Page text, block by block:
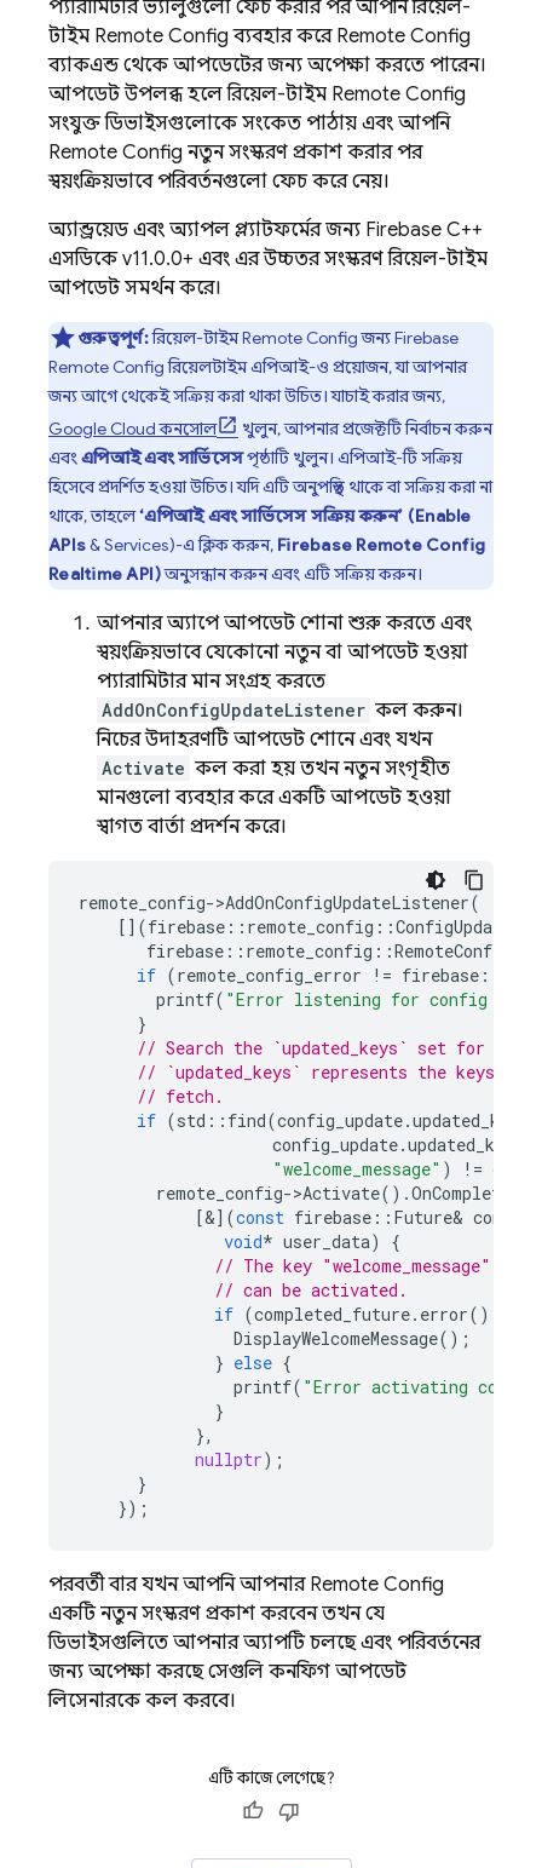
প্যারামিটার ভ্যালুগুলো ফেচ করার পর, আপনি রিয়েল-
টাইম Remote Config ব্যবহার করে Remote Config
ব্যাকএন্ড থেকে আপডেটের জন্য অপেক্ষা করতে পারেন।
আপডেট উপলব্ধ হলে রিয়েল-টাইম Remote Config
সংযুক্ত ডিভাইসগুলোকে সংকেত পাঠায় এবং আপনি
Remote Config নতুন সংস্করণ প্রকাশ করার পর
স্বয়ংক্রিয়ভাবে পরিবর্তনগুলো ফেচ করে নেয়।
অ্যান্ড্রয়েড এবং অ্যাপল প্ল্যাটফর্মের জন্য Firebase C++
এসডিকে v11.0.0+ এবং এর উচ্চতর সংস্করণ রিয়েল-টাইম
আপডেট সমর্থন করে।
গুরুত্বপূর্ণ:রিয়েল-টাইমRemote Configজন্যFirebase
Remote Configরিয়েলটাইম এপিআই-ও প্রয়োজন, যা আপনার
জন্য আগে থেকেই সক্রিয় করা থাকা উচিত। যাচাই করার জন্য,
Google Cloudকনসোল
খুলুন, আপনার প্রজেক্টটি নির্বাচন করুন
এবংএপিআই এবং সার্ভিসেসপৃষ্ঠাটি খুলুন। এপিআই-টি সক্রিয়
হিসেবে প্রদর্শিত হওয়া উচিত। যদি এটি অনুপস্থিত থাকে বা সক্রিয় করা না
থাকে, তাহলে‘এপিআই এবং সার্ভিসেস সক্রিয় করুন’ (Enable
APIs& Services)-এ ক্লিক করুন, Firebase Remote Config
Realtime API)অনুসন্ধান করুন এবং এটি সক্রিয় করুন।
আপনার অ্যাপে, আপডেট শোনা শুরু করতে এবং
স্বয়ংক্রিয়ভাবে যেকোনো নতুন বা আপডেট হওয়া
প্যারামিটার মান সংগ্রহ করতে
AddOnConfigUpdateListener কল করুন।
নিচের উদাহরণটি আপডেট শোনে এবং, যখন
Activate কল করা হয়, তখন নতুন সংগৃহীত
মানগুলো ব্যবহার করে একটি আপডেট হওয়া
স্বাগত বার্তা প্রদর্শন করে।
remote_config->AddOnConfigUpdateListener(
[](firebase :: remote_config ::ConfigUpdate
firebase :: remote_config ::
if (remote_config_error != firebase ::
printf( "Error listening for config
}
// Search the `updated_keys` set for the
// `updated_keys` represents the keys
// fetch.
if (std :: find(config_update.updated_keys
config_update.updated_keys
"welcome_message" ) !=
remote_config->Activate().OnCompletion
[&](const firebase :: Future&
void* user_data)
{
// The key "welcome_message"
// can be activated.
if (completed_future. error()
DisplayWelcomeMessage();
} else {
printf( "Error activating
}
},
nullptr);
}
});
পরবর্তী বার যখন আপনি আপনার Remote Config
একটি নতুন সংস্করণ প্রকাশ করবেন, তখন যে
ডিভাইসগুলিতে আপনার অ্যাপটি চলছে এবং পরিবর্তনের
জন্য অপেক্ষা করছে, সেগুলি কনফিগ আপডেট
লিসেনারকে কল করবে।
এটি কাজে লেগেছে?